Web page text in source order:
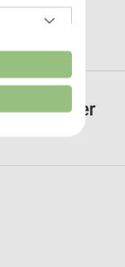
Eschweiler